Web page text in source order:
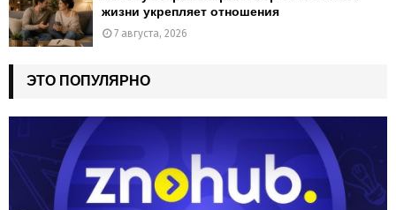
жизни укрепляет отношения
7 августа, 2026
ЭТО ПОПУЛЯРНО